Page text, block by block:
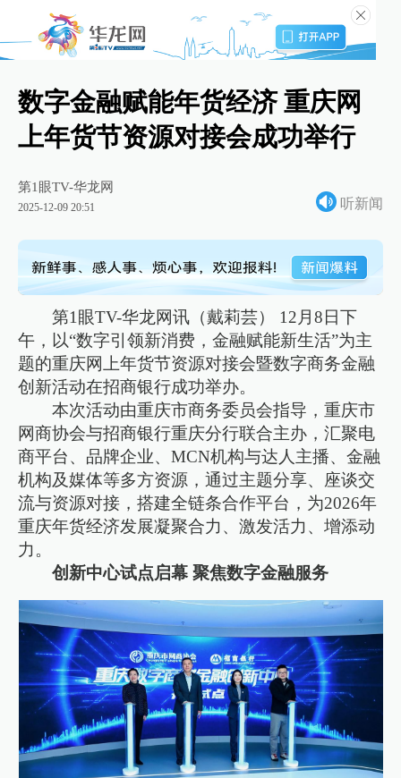
数字金融赋能年货经济 重庆网
上年货节资源对接会成功举行
第1眼TV-华龙网
2025-12-09 20:51 听新闻
第1眼TV-华龙网讯（戴莉芸） 12月8日下
午，以“数字引领新消费，金融赋能新生活”为主
题的重庆网上年货节资源对接会暨数字商务金融
创新活动在招商银行成功举办。
本次活动由重庆市商务委员会指导，重庆市
网商协会与招商银行重庆分行联合主办，汇聚电
商平台、品牌企业、MCN机构与达人主播、金融
机构及媒体等多方资源，通过主题分享、座谈交
流与资源对接，搭建全链条合作平台，为2026年
重庆年货经济发展凝聚合力、激发活力、增添动
力。
创新中心试点启幕 聚焦数字金融服务